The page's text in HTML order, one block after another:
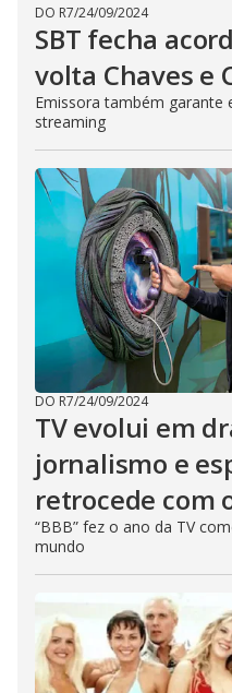
DO R7/24/09/2024
SBT fecha
volta Chaves e
Emissora também garante
streaming
DO R7/24/09/2024
TV evolui em
jornalismo e
retrocede com
“BBB” fez o ano da TV
mundo